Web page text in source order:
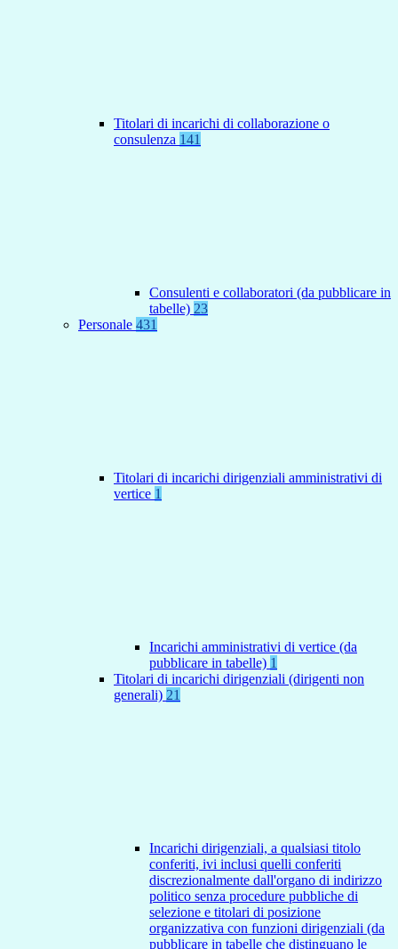
Titolari di incarichi di collaborazione o
consulenza 141
Consulenti e collaboratori (da pubblicare in
tabelle) 23
Personale 431
Titolari di incarichi dirigenziali amministrativi di
vertice 1
Incarichi amministrativi di vertice (da
pubblicare in tabelle) 1
Titolari di incarichi dirigenziali (dirigenti non
generali) 21
Incarichi dirigenziali, a qualsiasi titolo
conferiti, ivi inclusi quelli conferiti
discrezionalmente dall'organo di indirizzo
politico senza procedure pubbliche di
selezione e titolari di posizione
organizzativa con funzioni dirigenziali (da
pubblicare in tabelle che distinguano le